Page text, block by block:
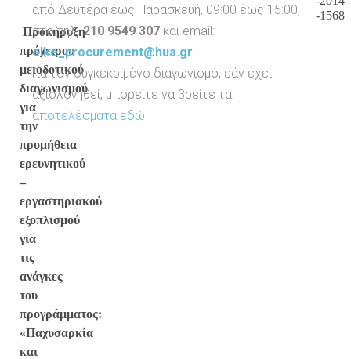
-1568
Προκήρυξη
πρόχειρου
μειοδοτικού
διαγωνισμού
για
την
προμήθεια
ερευνητικού
–
εργαστηριακού
εξοπλισμού
για
τις
ανάγκες
του
προγράμματος:
«Παχυσαρκία
και
από Δευτέρα έως Παρασκευή, 09:00 έως 15:00,
στο τηλ.210 9549 307 και email:
elke_procurement@hua.gr
Για τον συγκεκριμένο διαγωνισμό, εάν έχει
αξιολογηθεί, μπορείτε να βρείτε τα
αποτελέσματα εδώ